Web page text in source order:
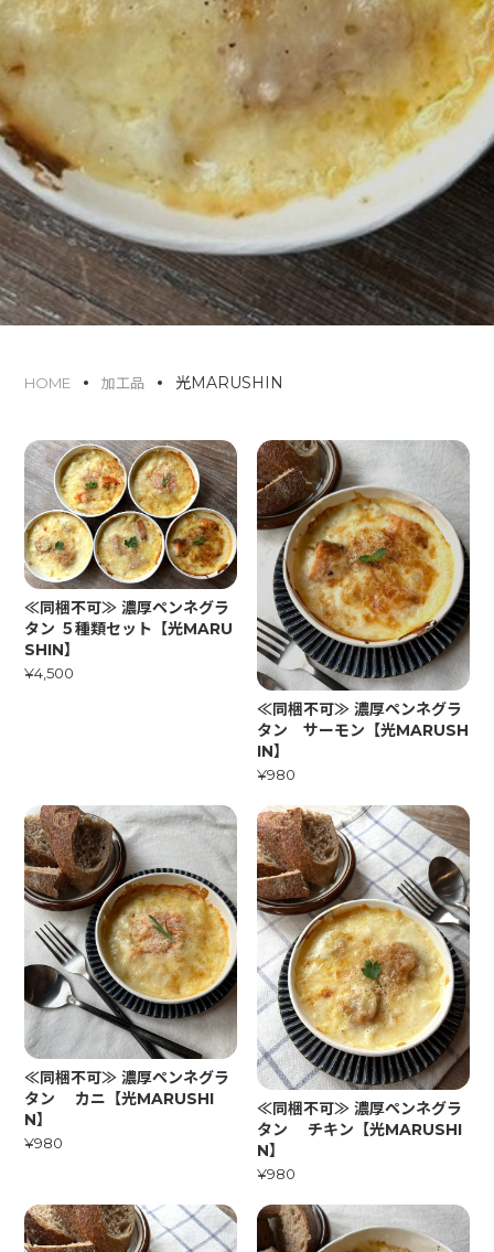
HOME 加工品 光MARUSHIN
≪同梱不可≫ 濃厚ペンネグラ
タン ５種類セット【光MARU
SHIN】
¥4,500
≪同梱不可≫ 濃厚ペンネグラ
タン サーモン【光MARUSH
IN】
¥980
≪同梱不可≫ 濃厚ペンネグラ
タン カニ【光MARUSHI
N】
¥980
≪同梱不可≫ 濃厚ペンネグラ
タン チキン【光MARUSHI
N】
¥980